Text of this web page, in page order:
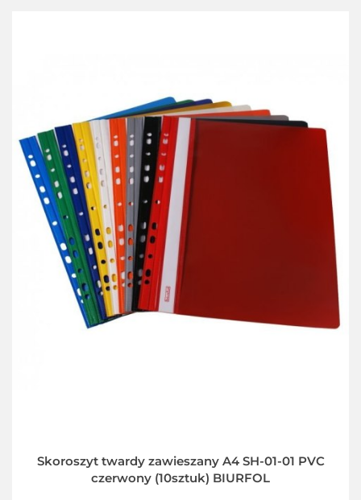
Skoroszyt twardy zawieszany A4 SH-01-01 PVC
czerwony (10sztuk) BIURFOL